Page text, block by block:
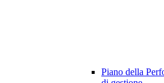
Piano della